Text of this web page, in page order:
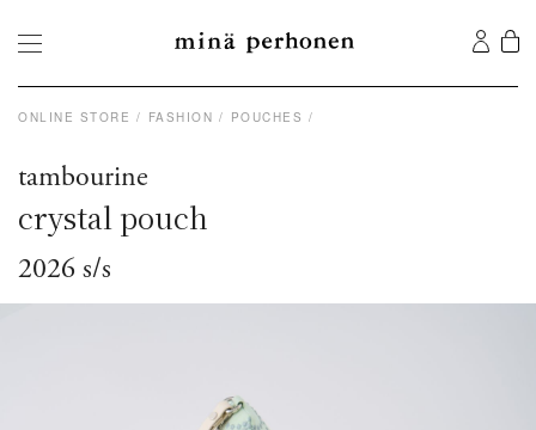
ONLINE STORE FASHION POUCHES
tambourine
crystal pouch
2026 s/s